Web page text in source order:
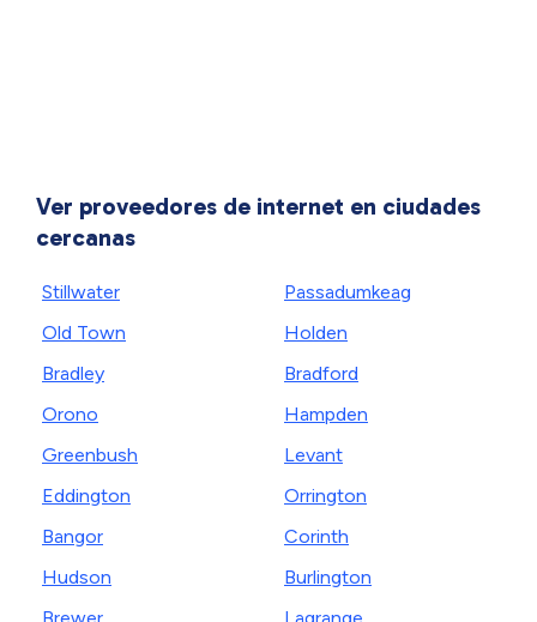
Ver proveedores de internet en ciudades
cercanas
Stillwater
Old Town
Bradley
Orono
Greenbush
Eddington
Bangor
Hudson
Passadumkeag
Holden
Bradford
Hampden
Levant
Orrington
Corinth
Burlington